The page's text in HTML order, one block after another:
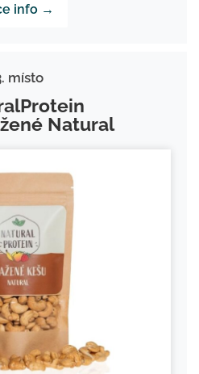
info →
místo
Natural